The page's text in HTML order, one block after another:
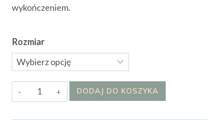
wykończeniem.
Rozmiar
ilość
Sweterek
DODAJ DO KOSZYKA